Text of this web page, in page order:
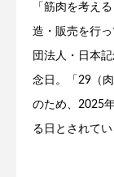
「筋肉を考え
造・販売を行
団法人・日本
念日。「29（
のため、2025
る日とされてい